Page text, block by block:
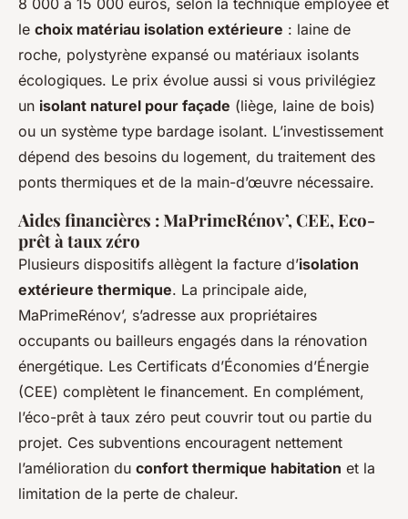
8 000 à 15 000 euros, selon la technique employée et
le choix matériau isolation extérieure : laine de
roche, polystyrène expansé ou matériaux isolants
écologiques. Le prix évolue aussi si vous privilégiez
un isolant naturel pour façade (liège, laine de bois)
ou un système type bardage isolant. L’investissement
dépend des besoins du logement, du traitement des
ponts thermiques et de la main-d’œuvre nécessaire.
Aides financières : MaPrimeRénov’, CEE, Eco-
prêt à taux zéro
Plusieurs dispositifs allègent la facture d’isolation
extérieure thermique. La principale aide,
MaPrimeRénov’, s’adresse aux propriétaires
occupants ou bailleurs engagés dans la rénovation
énergétique. Les Certificats d’Économies d’Énergie
(CEE) complètent le financement. En complément,
l’éco-prêt à taux zéro peut couvrir tout ou partie du
projet. Ces subventions encouragent nettement
l’amélioration du confort thermique habitation et la
limitation de la perte de chaleur.